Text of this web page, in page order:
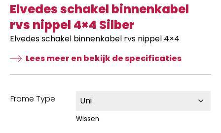
Elvedes schakel binnenkabel
rvs nippel 4×4 Silber
Elvedes schakel binnenkabel rvs nippel 4×4
Lees meer en bekijk de specificaties
Frame Type
Wissen